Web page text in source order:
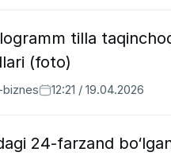
tilla
(foto)
biznes 12:21 / 19.04.2026
24-farzand